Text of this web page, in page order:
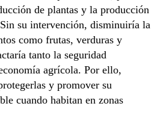
de plantas y la producción
su intervención, disminuiría la
como frutas, verduras y
tanto la seguridad
agrícola. Por ello,
y promover su
cuando habitan en zonas